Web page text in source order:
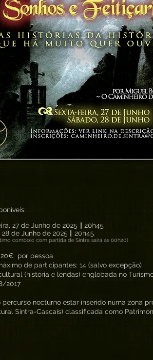
27 de Junho de 2025 || 20h45
de Junho de 2025 || 20h45
comboio com partida de Sintra sairá às 00h20)
20€ por pessoa
de participantes: 14 (salvo excepção)
(história e lendas) englobada no
2017
percurso nocturno estar inserido numa zona
Sintra-Cascais) classificada como